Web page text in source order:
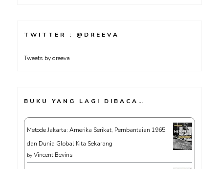
TWITTER : @DREEVA
Tweets by dreeva
BUKU YANG LAGI DIBACA…
Metode Jakarta: Amerika Serikat, Pembantaian 1965,
dan Dunia Global Kita Sekarang
by Vincent Bevins